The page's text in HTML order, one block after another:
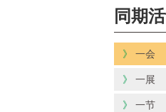
同期
》 一会
》 一展
》 一节